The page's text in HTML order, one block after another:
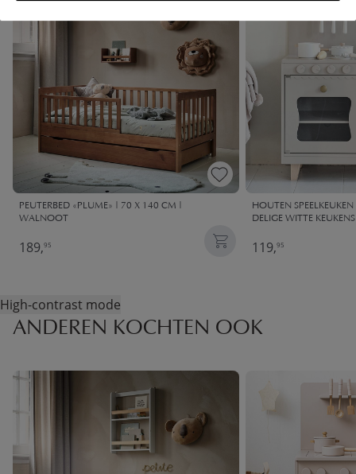
PEUTERBED «PLUME» | 70 X 140 CM |
WALNOOT
189,95
HOUTEN
DELIGE WITTE
119,95
High-contrast mode
ANDEREN KOCHTEN OOK